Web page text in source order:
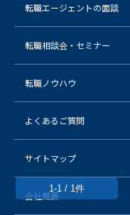
1-1 / 1件
転職エージェントの面談
転職相談会・セミナー
転職ノウハウ
よくあるご質問
サイトマップ
会社概要